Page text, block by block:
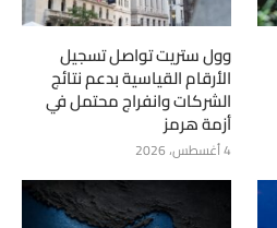
وول ستريت تواصل تسجيل
الأرقام القياسية بدعم نتائج
الشركات وانفراج محتمل في
أزمة هرمز
4 أغسطس، 2026